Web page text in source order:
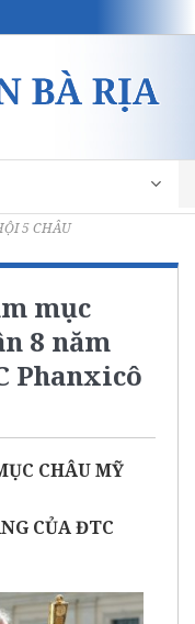
5 CHÂU
mục
8 năm
Phanxicô
CHÂU MỸ
CỦA ĐTC